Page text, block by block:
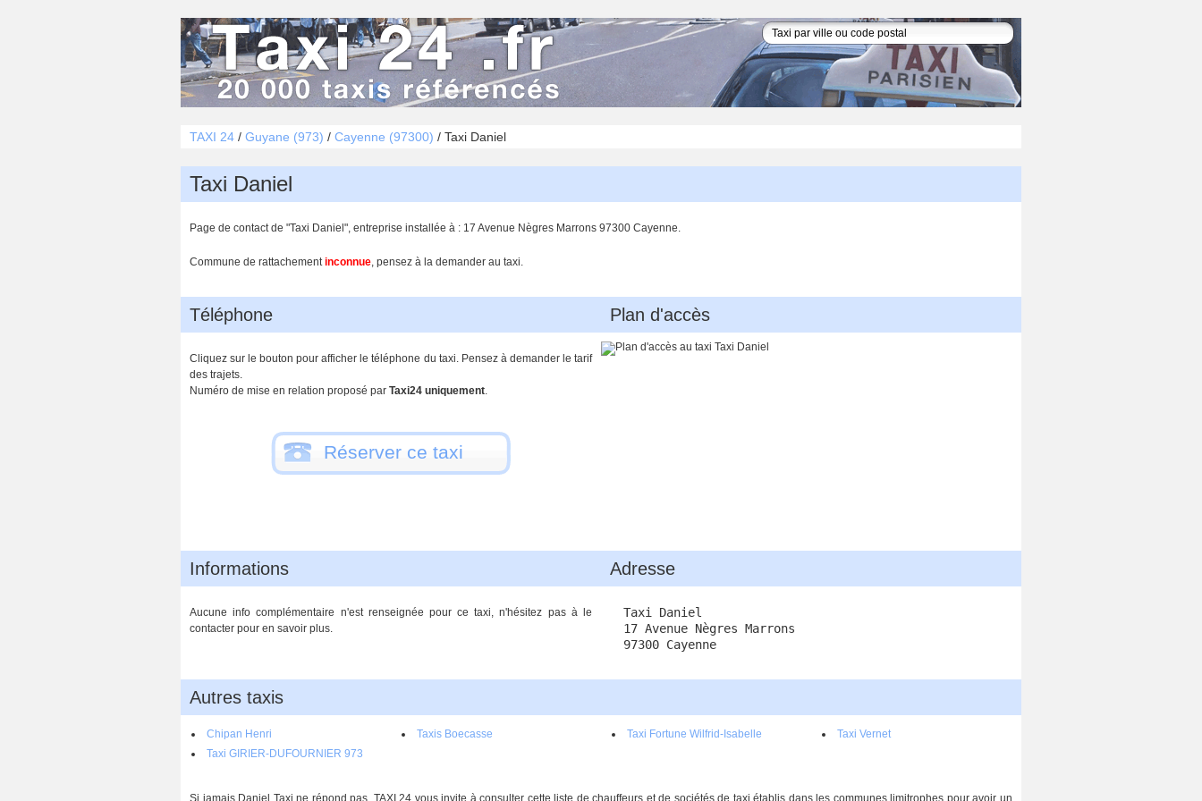
TAXI 24 / Guyane (973) / Cayenne (97300) / Taxi Daniel
Taxi Daniel
Page de contact de "Taxi Daniel", entreprise installée à : 17 Avenue Nègres Marrons 97300 Cayenne.
Commune de rattachementinconnue, pensez à la demander au taxi.
Téléphone
Cliquez sur le bouton pour afficher le téléphone du taxi. Pensez à demander le tarif
des trajets.
Numéro de mise en relation proposé par Taxi24 uniquement.
Réserver ce taxi
Plan d'accès
Informations
Aucune info complémentaire n'est renseignée pour ce taxi, n'hésitez pas à le
contacter pour en savoir plus.
Adresse
Taxi Daniel
17 Avenue Nègres Marrons
97300 Cayenne
Autres taxis
Chipan Henri Taxis Boecasse Taxi Fortune Wilfrid-Isabelle
Taxi Vernet
Taxi GIRIER-DUFOURNIER 973
Si jamais Daniel Taxi ne répond pas, TAXI 24 vous invite à consulter cette liste de chauffeurs et de sociétés de taxi établis dans les communes limitrophes pour avoir un